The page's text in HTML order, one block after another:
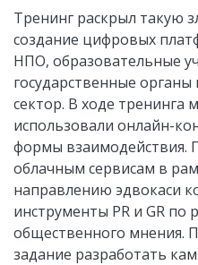
Тренинг раскрыл такую
создание цифровых
НПО, образовательные
государственные
сектор. В ходе тренинга
использовали онлайн-
формы взаимодействия.
облачным сервисам в
направлению эдвокаси
инструменты PR и GR по
общественного мнения.
задание разработать